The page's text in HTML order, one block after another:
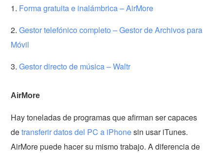
1. Forma gratuita e inalámbrica – AirMore
2.Gestor telefónico completo – Gestor de Archivos para
Móvil
3.Gestor directo de música – Waltr
AirMore
Hay toneladas de programas que afirman ser capaces
detransferir datos del PC a iPhonesin usar iTunes.
AirMore puede hacer su mismo trabajo. A diferencia de